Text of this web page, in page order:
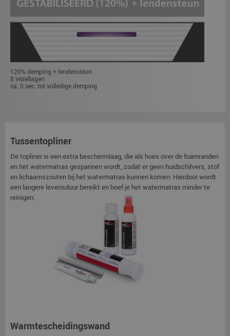
120% demping + lendensteun
8 vezellagen
ca. 0 sec. tot volledige demping
Tussentopliner
De topliner is een extra beschermlaag, die als hoes over de foamranden
en het watermatras gespannen wordt, zodat er geen huidschilvers, stof
en lichaamszouten bij het watermatras kunnen komen. Hierdoor wordt
een langere levensduur bereikt en hoef je het watermatras minder te
reinigen.
Warmtescheidingswand